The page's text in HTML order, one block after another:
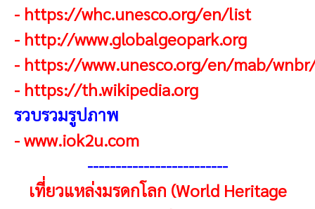
- https://whc.unesco.org/en/list
- http://www.globalgeopark.org
- https://www.unesco.org/en/mab/
- https://th.wikipedia.org
รวบรวมรูปภาพ
-www.iok2u.com
-------------------------
เที่ยวแหล่งมรดกโลก (World Heritage